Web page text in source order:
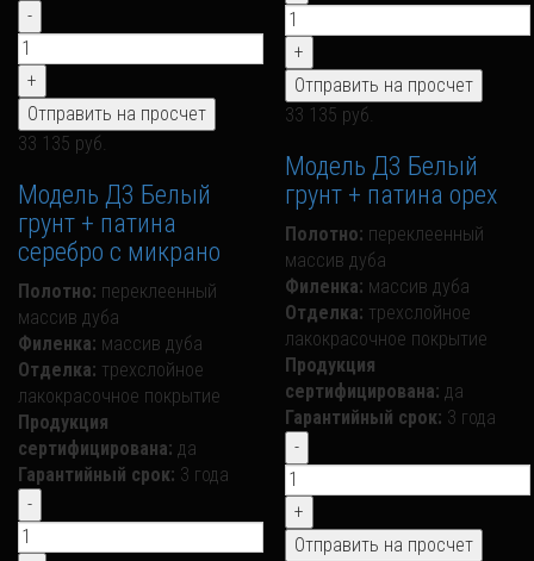
33 135 руб.
Модель Д3 Белый
грунт + патина
серебро с микрано
Полотно: переклеенный
массив дуба
Филенка: массив дуба
Отделка: трехслойное
лакокрасочное покрытие
Продукция
сертифицирована: да
Гарантийный срок: 3 года
33 135 руб.
Модель Д3 Белый
грунт + патина орех
Полотно: переклеенный
массив дуба
Филенка: массив дуба
Отделка: трехслойное
лакокрасочное покрытие
Продукция
сертифицирована: да
Гарантийный срок: 3 года